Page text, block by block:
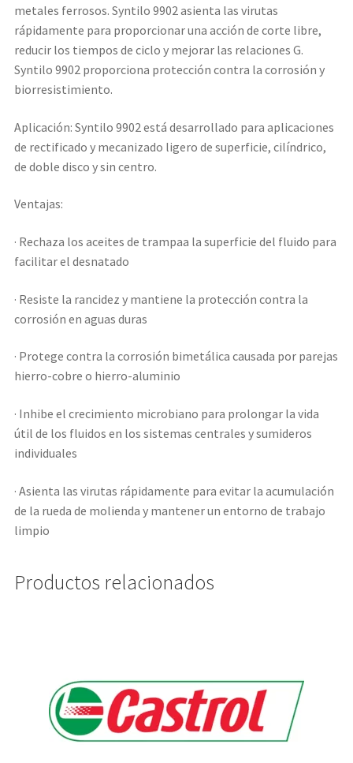
metales ferrosos. Syntilo 9902 asienta las virutas
rápidamente para proporcionar una acción de corte libre,
reducir los tiempos de ciclo y mejorar las relaciones G.
Syntilo 9902 proporciona protección contra la corrosión y
biorresistimiento.
Aplicación: Syntilo 9902 está desarrollado para aplicaciones
de rectificado y mecanizado ligero de superficie, cilíndrico,
de doble disco y sin centro.
Ventajas:
· Rechaza los aceites de trampaa la superficie del fluido para
facilitar el desnatado
· Resiste la rancidez y mantiene la protección contra la
corrosión en aguas duras
· Protege contra la corrosión bimetálica causada por parejas
hierro-cobre o hierro-aluminio
· Inhibe el crecimiento microbiano para prolongar la vida
útil de los fluidos en los sistemas centrales y sumideros
individuales
· Asienta las virutas rápidamente para evitar la acumulación
de la rueda de molienda y mantener un entorno de trabajo
limpio
Productos relacionados